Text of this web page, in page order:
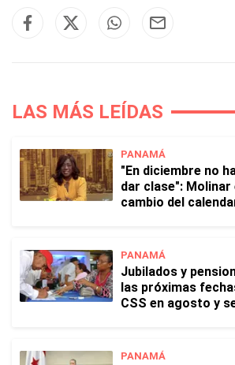
LAS MÁS LEÍDAS
PANAMÁ
"En diciembre no
dar clase": Molinar
cambio del
PANAMÁ
Jubilados y
las próximas
CSS en agosto y
PANAMÁ